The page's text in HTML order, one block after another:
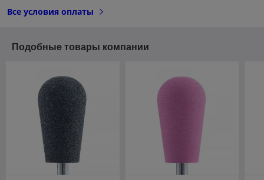
Все условия оплаты
Подобные товары компании